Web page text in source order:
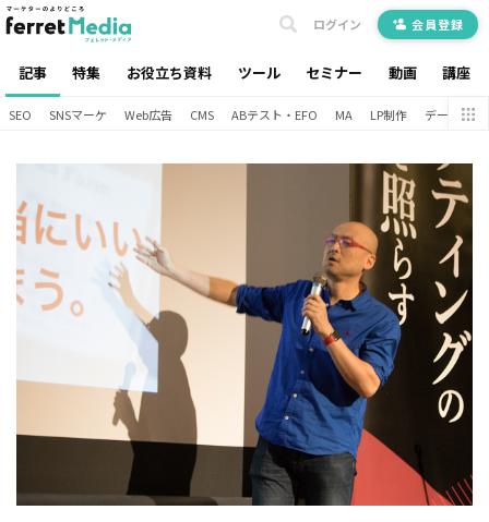
記事 特集 お役立ち資料 ツール セミナー 動画 講座
ログイン 会員登録
SEO SNSマーケ Web広告 CMS ABテスト・EFO MA LP制作 データ分析